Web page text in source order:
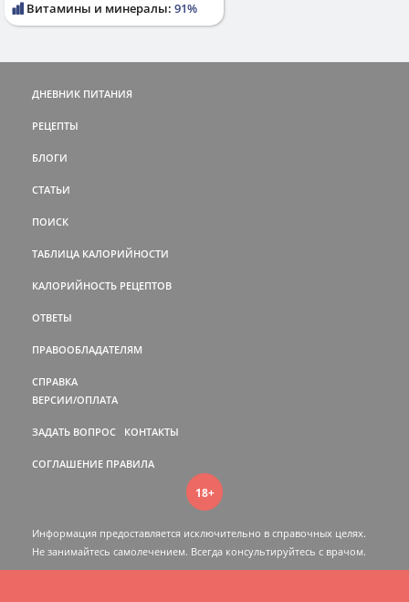
Витамины и минералы: 91%
ДНЕВНИК ПИТАНИЯ
РЕЦЕПТЫ
БЛОГИ
СТАТЬИ
ПОИСК
ТАБЛИЦА КАЛОРИЙНОСТИ
КАЛОРИЙНОСТЬ РЕЦЕПТОВ
ОТВЕТЫ
ПРАВООБЛАДАТЕЛЯМ
СПРАВКА
ВЕРСИИ/ОПЛАТА
ЗАДАТЬ ВОПРОС КОНТАКТЫ
СОГЛАШЕНИЕ ПРАВИЛА
18+
Информация предоставляется исключительно в справочных целях.
Не занимайтесь самолечением. Всегда консультируйтесь c врачом.